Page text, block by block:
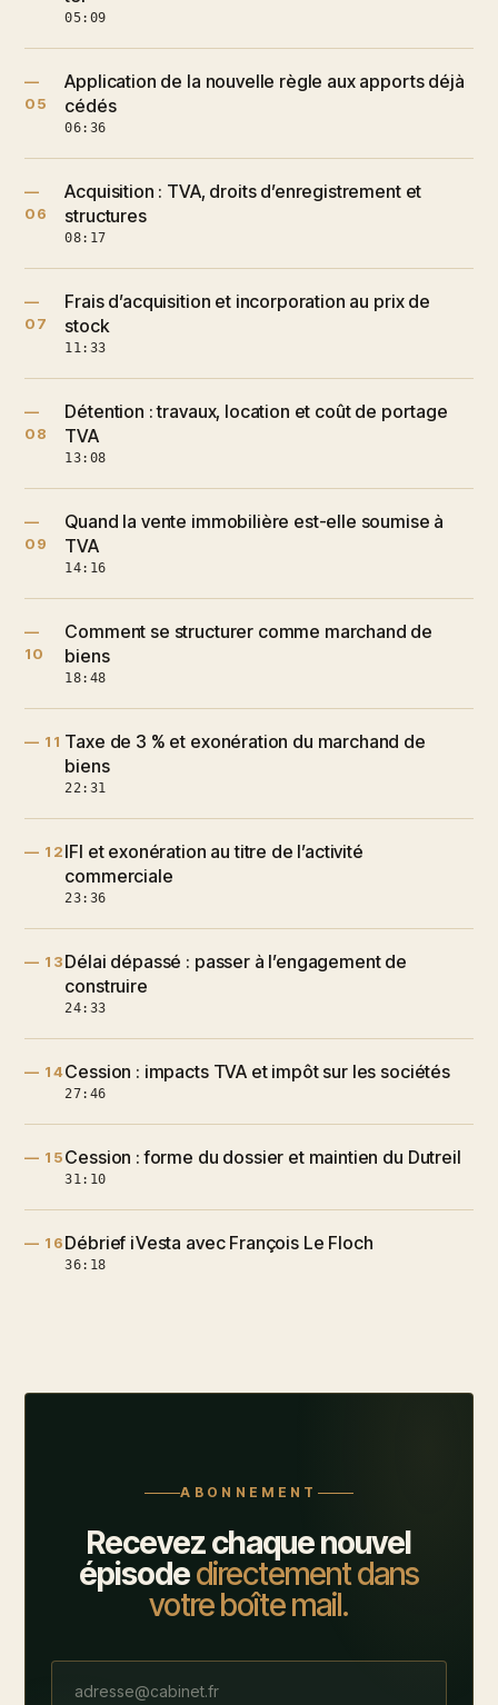
05:09
—
05
Application de la nouvelle règle aux apports déjà
cédés
06:36
—
06
Acquisition : TVA, droits d’enregistrement et
structures
08:17
—
07
Frais d’acquisition et incorporation au prix de
stock
11:33
—
08
Détention : travaux, location et coût de portage
TVA
13:08
—
09
Quand la vente immobilière est-elle soumise à
TVA
14:16
—
10
Comment se structurer comme marchand de
biens
18:48
— 11 Taxe de 3 % et exonération du marchand de
biens
22:31
— 12IFI et exonération au titre de l’activité
commerciale
23:36
— 13Délai dépassé : passer à l’engagement de
construire
24:33
— 14Cession : impacts TVA et impôt sur les sociétés
27:46
— 15Cession : forme du dossier et maintien du Dutreil
31:10
— 16Débrief iVesta avec François Le Floch
36:18
ABONNEMENT
Recevez chaque nouvel
épisodedirectement dans
votre boîte mail.